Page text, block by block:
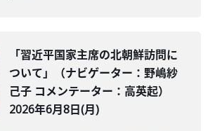
「習近平国家主席の北朝鮮訪問に
ついて」（ナビゲーター：野嶋紗
己子 コメンテーター：高英起）
2026年6月8日(月)